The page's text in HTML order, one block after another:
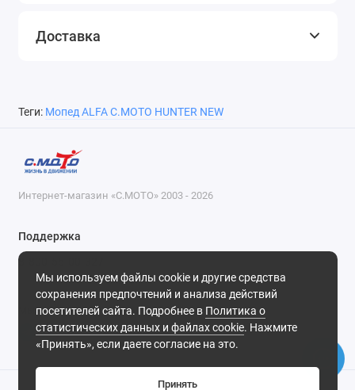
Доставка
Теги: Мопед ALFA С.МОТО HUNTER NEW
Мы используем файлы cookie и другие средства
сохранения предпочтений и анализа действий
посетителей сайта. Подробнее в Политика о
статистических данных и файлах cookie. Нажмите
«Принять», если даете согласие на это.
Принять
Интернет-магазин «С.МОТО» 2003 - 2026
Поддержка
8-800-55-00-327
Будни, с 09-30 до 18-30
Мы в сети